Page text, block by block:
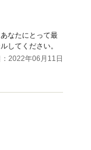
なたにとって最
してください。
2022年06月11日